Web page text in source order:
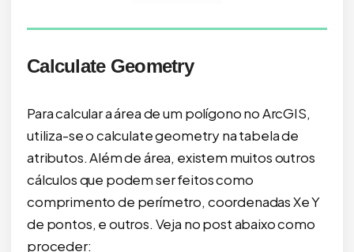
Calculate Geometry
Para calcular a área de um polígono no ArcGIS,
utiliza-se o calculate geometry na tabela de
atributos. Além de área, existem muitos outros
cálculos que podem ser feitos como
comprimento de perímetro, coordenadas Xe Y
de pontos, e outros. Veja no post abaixo como
proceder: